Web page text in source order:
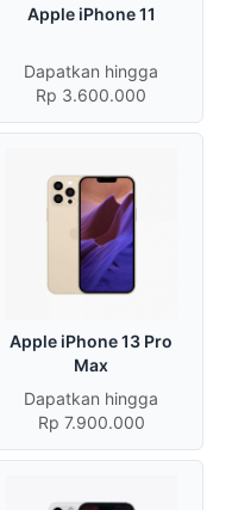
Apple iPhone 11
Dapatkan hingga
Rp 3.600.000
Apple iPhone 13 Pro
Max
Dapatkan hingga
Rp 7.900.000